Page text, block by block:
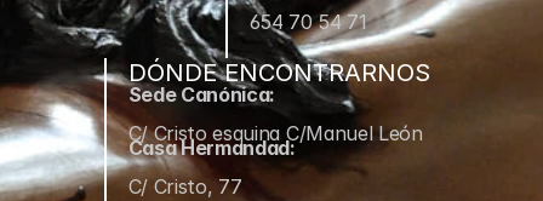
654 70 54 71
DÓNDE ENCONTRARNOS
Sede Canónica:
C/ Cristo esquina C/Manuel León
Casa Hermandad:
C/ Cristo, 77